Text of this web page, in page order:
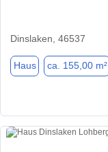
Dinslaken, 46537
Haus ca. 155,00 m²